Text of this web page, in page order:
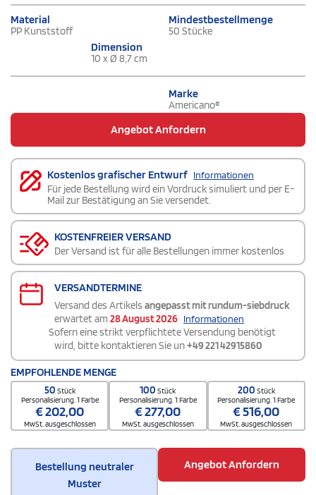
Material
PP Kunststoff
Mindestbestellmenge
50 Stücke
Dimension
10 x Ø 8,7 cm
Marke
Americano®
Angebot Anfordern
Kostenlos grafischer Entwurf Informationen
Für jede Bestellung wird ein Vordruck simuliert und per E-
Mail zur Bestätigung an Sie versendet.
KOSTENFREIER VERSAND
Der Versand ist für alle Bestellungen immer kostenlos
VERSANDTERMINE
Versand des Artikels angepasst mit rundum-siebdruck
erwartet am 28 August 2026 Informationen
Sofern eine strikt verpflichtete Versendung benötigt
wird, bitte kontaktieren Sie un+49 221 42915860
EMPFOHLENDE MENGE
50 Stück
Personalisierung. 1 Farbe
€202,00
MwSt. ausgeschlossen
100Stück
Personalisierung. 1 Farbe
€277,00
MwSt. ausgeschlossen
200 Stück
Personalisierung. 1 Farbe
€516,00
MwSt. ausgeschlossen
Bestellung neutraler
Muster
Angebot Anfordern